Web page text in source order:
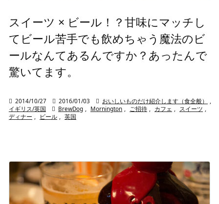
スイーツ × ビール！？甘味にマッチし
てビール苦手でも飲めちゃう魔法のビ
ールなんてあるんですか？あったんで
驚いてます。
 2014/10/27  2016/01/03  おいしいものだけ紹介します（食全般）
イギリス/英国
 BrewDog Mornington ご招待 カフェ スイーツ
ディナー
ビール 英国